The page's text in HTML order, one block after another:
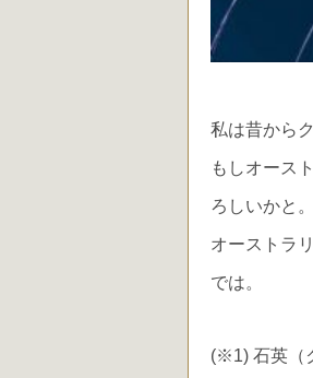
私は昔から
もしオース
ろしいかと。
オーストラ
では。
(※1) 石英（